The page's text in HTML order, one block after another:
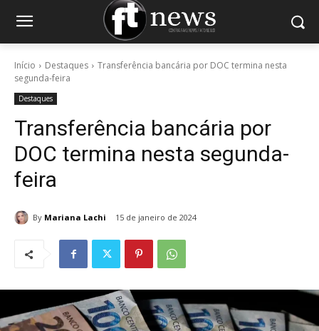
Início Destaques
Transferência bancária por DOC termina nesta
segunda-feira
Destaques
Transferência bancária por
DOC termina nesta segunda-
feira
By Mariana Lachi 15 de janeiro de 2024